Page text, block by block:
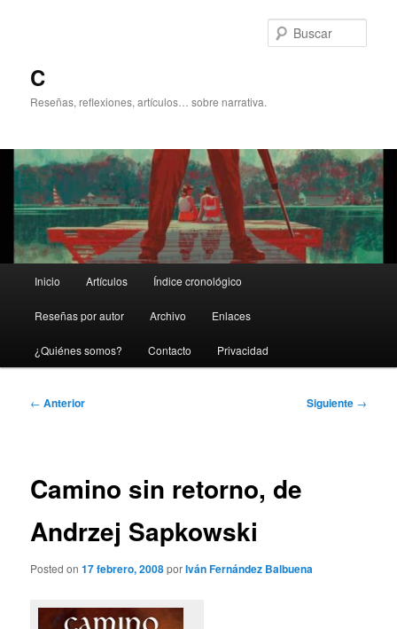
C
Reseñas, reflexiones, artículos… sobre narrativa.
principal
Inicio Artículos Índice cronológico
Reseñas por autor Archivo Enlaces
¿Quiénes somos? Contacto Privacidad
Navegación
← Anterior Siguiente →
Camino sin retorno, de
Andrzej Sapkowski
Posted on17 febrero, 2008porIván Fernández Balbuena